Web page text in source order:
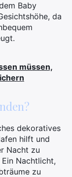
Baby
da
müssen,
dekoratives
hilft und
Nacht zu
Nachtlicht,
zu